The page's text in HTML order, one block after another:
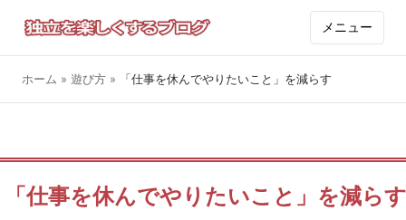
メニュー
ホーム » 遊び方 » 「仕事を休んでやりたいこと」を減らす
「仕事を休んでやりたいこと」を減らす